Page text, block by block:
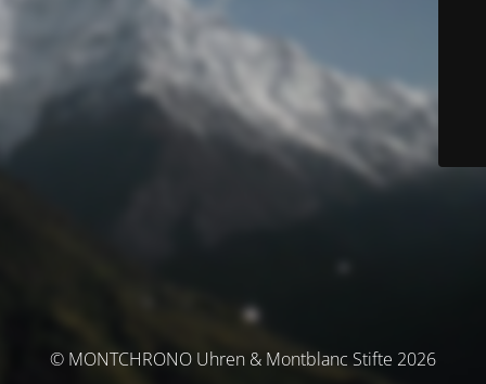
© MONTCHRONO Uhren & Montblanc Stifte 2026